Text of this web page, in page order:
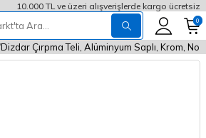
10.000 TL ve üzeri alışverişlerde kargo ücretsiz
0
Dizdar Çırpma Teli, Alüminyum Saplı, Krom, No